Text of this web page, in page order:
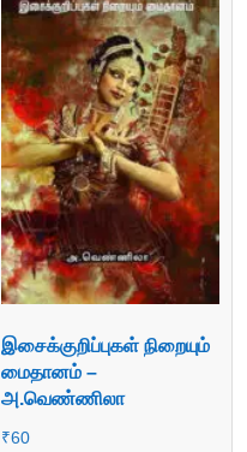
இசைக்குறிப்புகள் நிறையும்
மைதானம் –
அ.வெண்ணிலா
₹60